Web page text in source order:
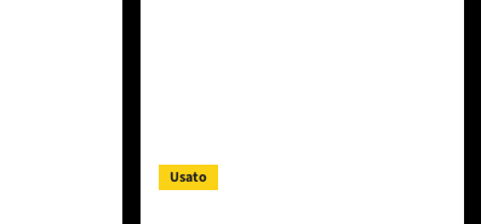
Usato